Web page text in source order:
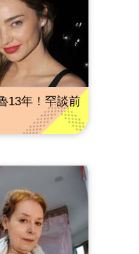
13年！罕談前